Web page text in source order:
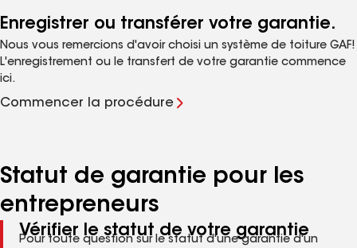
Enregistrer ou transférer votre garantie.
Nous vous remercions d'avoir choisi un système de toiture GAF!
L'enregistrement ou le transfert de votre garantie commence
ici.
Commencer la procédure
Statut de garantie pour les
entrepreneurs
Vérifier le statut de votre garantie
Pour toute question sur le statut d'une garantie d'un